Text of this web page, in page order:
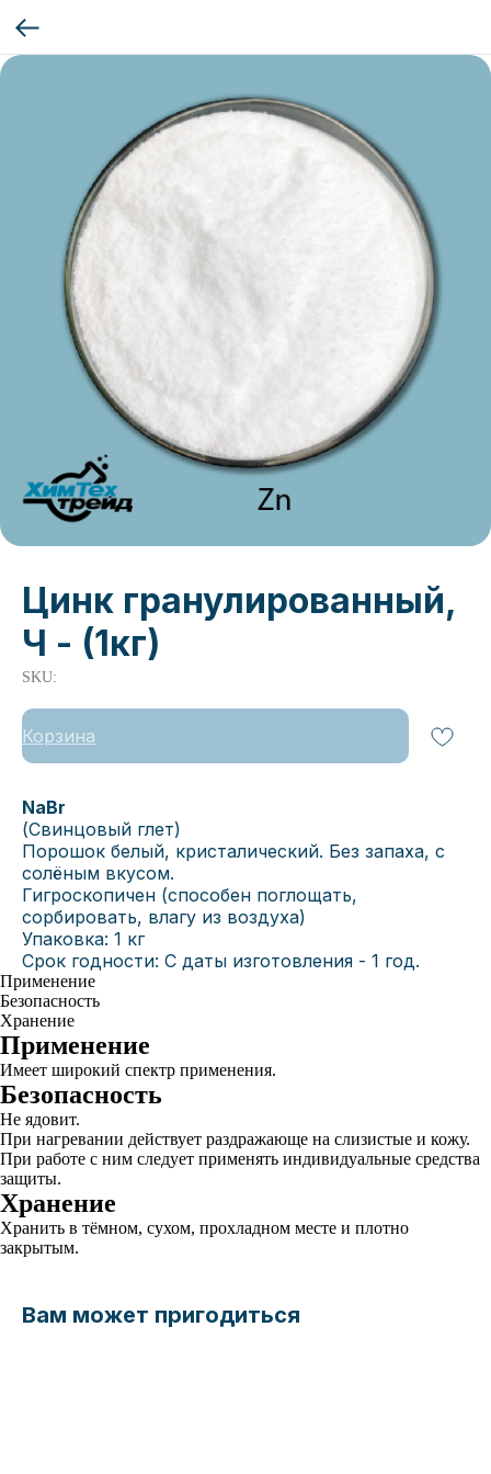
Цинк гранулированный,
Ч - (1кг)
SKU:
Корзина
NaBr
(Свинцовый глет)
Порошок белый, кристалический. Без запаха, с
солёным вкусом.
Гигроскопичен (способен поглощать,
сорбировать, влагу из воздуха)
Упаковка: 1 кг
Срок годности: С даты изготовления - 1 год.
Применение
Безопасность
Хранение
Применение
Имеет широкий спектр применения.
Безопасность
Не ядовит.
При нагревании действует раздражающе на слизистые и кожу.
При работе с ним следует применять индивидуальные средства
защиты.
Хранение
Хранить в тёмном, сухом, прохладном месте и плотно
закрытым.
Вам может пригодиться